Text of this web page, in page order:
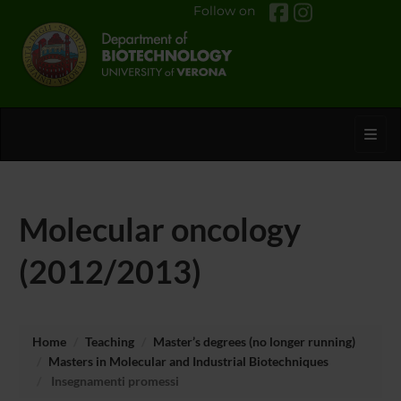
Follow on
Molecular oncology
(2012/2013)
Home Teaching
Master’s degrees (no longer running)
Masters in Molecular and Industrial Biotechniques
Insegnamenti promessi